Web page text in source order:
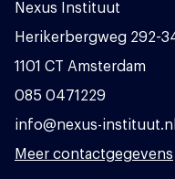
Nexus Instituut
Herikerbergweg 292-
1101 CT Amsterdam
085 0471229
info@nexus-instituut.nl
Meer contactgegevens